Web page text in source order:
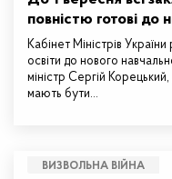
повністю готові до
Кабінет Міністрів
освіти до нового
міністр Сергій
мають бути…
ВИЗВОЛЬНА ВІЙНА